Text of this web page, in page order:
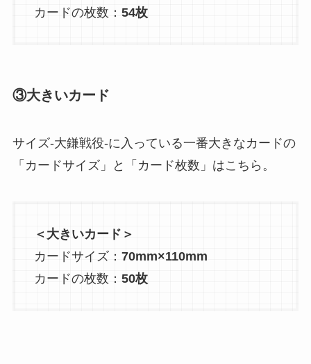
カードの枚数： 54枚
③大きいカード
サイズ-大鎌戦役-に入っている一番大きなカードの
「カードサイズ」と「カード枚数」はこちら。
＜大きいカード＞
カードサイズ： 70mm×110mm
カードの枚数： 50枚